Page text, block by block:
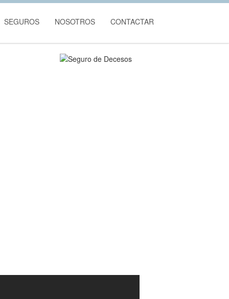
SEGUROS NOSOTROS CONTACTAR